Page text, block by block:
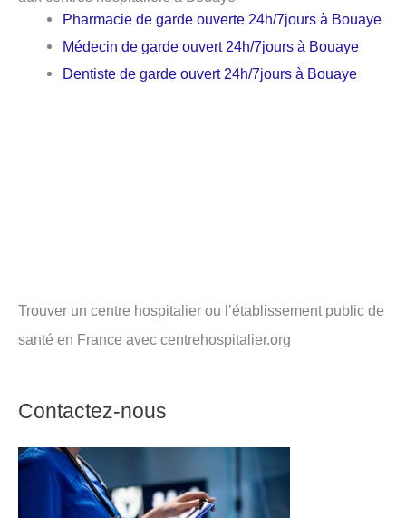
Pharmacie de garde ouverte 24h/7jours à Bouaye
Médecin de garde ouvert 24h/7jours à Bouaye
Dentiste de garde ouvert 24h/7jours à Bouaye
Trouver un centre hospitalier ou l’établissement public de
santé en France avec centrehospitalier.org
Contactez-nous